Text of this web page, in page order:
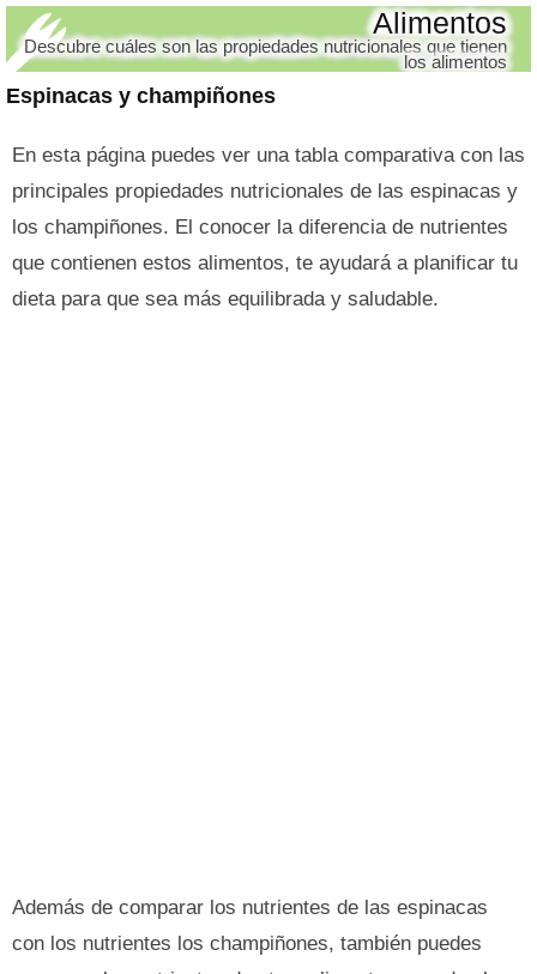
Espinacas y champiñones
Alimentos
Descubre cuáles son las propiedades nutricionales que tienen
los alimentos
En esta página puedes ver una tabla comparativa con las
principales propiedades nutricionales de las espinacas y
los champiñones. El conocer la diferencia de nutrientes
que contienen estos alimentos, te ayudará a planificar tu
dieta para que sea más equilibrada y saludable.
Además de comparar los nutrientes de las espinacas
con los nutrientes los champiñones, también puedes